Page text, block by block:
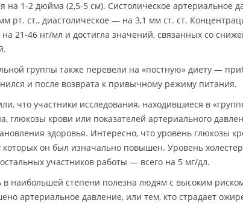
на 1-2 дюйма (2,5-5 см). Систолическое артериальное
рт. ст., диастолическое — на 3,1 мм ст. ст.
21-46 нг/мл и достигла значений, связанных со
группы также перевели на «постную» диету —
и после возврата к привычному режиму питания.
что участники исследования, находившиеся в
глюкозы крови или показателей артериального
здоровья. Интересно, что уровень глюкозы
которых он был изначально повышен. Уровень
участников работы — всего на 5 мг/дл.
в наибольшей степени полезна людям с высоким
артериальное давление, или тем, кто страдает